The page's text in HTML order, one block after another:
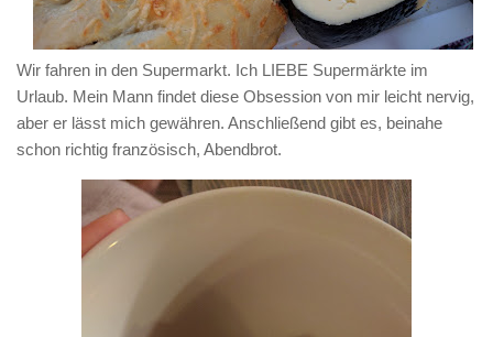
Wir fahren in den Supermarkt. Ich LIEBE Supermärkte im
Urlaub. Mein Mann findet diese Obsession von mir leicht nervig,
aber er lässt mich gewähren. Anschließend gibt es, beinahe
schon richtig französisch, Abendbrot.